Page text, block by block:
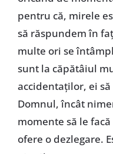
pentru că, mirele
să răspundem în
multe ori se
sunt la căpătâiul
accidentaților, ei
Domnul, încât
momente să le
ofere o dezlegare.